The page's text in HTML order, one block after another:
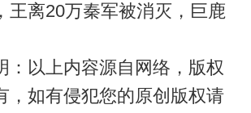
王离20万秦军被消灭，巨鹿
以上内容源自网络，版权
，如有侵犯您的原创版权请